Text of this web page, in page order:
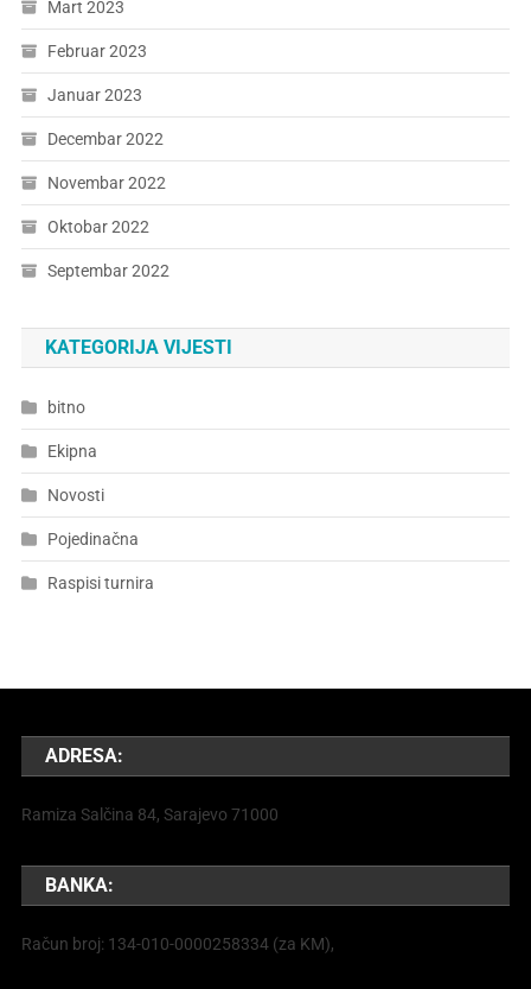
Mart 2023
Februar 2023
Januar 2023
Decembar 2022
Novembar 2022
Oktobar 2022
Septembar 2022
KATEGORIJA VIJESTI
bitno
Ekipna
Novosti
Pojedinačna
Raspisi turnira
ADRESA:
Ramiza Salčina 84, Sarajevo 71000
BANKA:
Račun broj: 134-010-0000258334 (za KM),